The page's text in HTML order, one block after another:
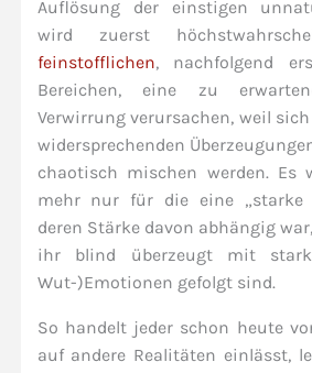
Auflösung der einstigen
wird zuerst
feinstofflichen, nachfolgend
Bereichen, eine zu
Verwirrung verursachen, weil
widersprechenden
chaotisch mischen werden. Es
mehr nur für die eine „starke
deren Stärke davon abhängig
ihr blind überzeugt mit
Wut-)Emotionen gefolgt sind.
So handelt jeder schon heute
auf andere Realitäten einlässt,